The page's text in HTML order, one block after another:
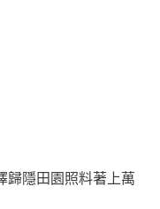
歸隱田園照料著上萬